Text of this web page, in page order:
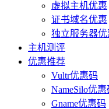
虚拟主机优惠
证书域名优惠
独立服务器优
主机测评
优惠推荐
Vultr优惠码
NameSilo优惠
Gname优惠码